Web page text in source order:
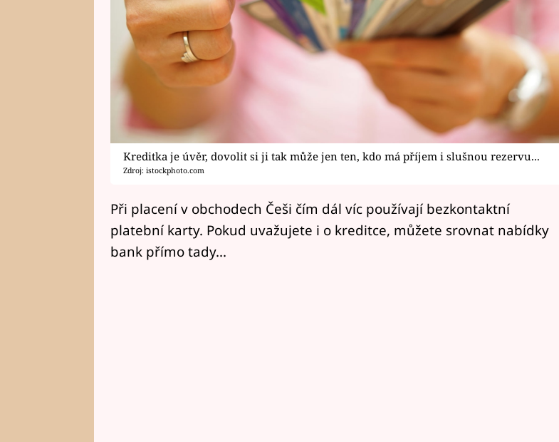
Kreditka je úvěr, dovolit si ji tak může jen ten, kdo má příjem i slušnou rezervu...
Zdroj: istockphoto.com
Při placení v obchodech Češi čím dál víc používají bezkontaktní
platební karty. Pokud uvažujete i o kreditce, můžete srovnat nabídky
bank přímo tady...